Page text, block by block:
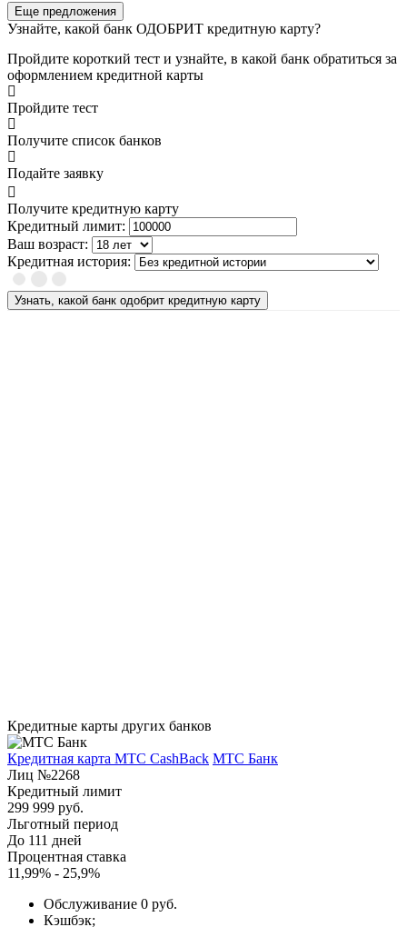
Еще предложения
Узнайте, какой банк ОДОБРИТ кредитную карту?
Пройдите короткий тест и узнайте, в какой банк обратиться за
оформлением кредитной карты
Пройдите тест
Получите список банков
Подайте заявку
Получите кредитную карту
Кредитный лимит:
Ваш возраст:
Кредитная история:
Узнать, какой банк одобрит кредитную карту
Кредитные карты других банков
Кредитная карта МТС CashBack МТС Банк
Лиц №2268
Кредитный лимит
299 999 руб.
Льготный период
До 111 дней
Процентная ставка
11,99% - 25,9%
Обслуживание 0 руб.
Кэшбэк;